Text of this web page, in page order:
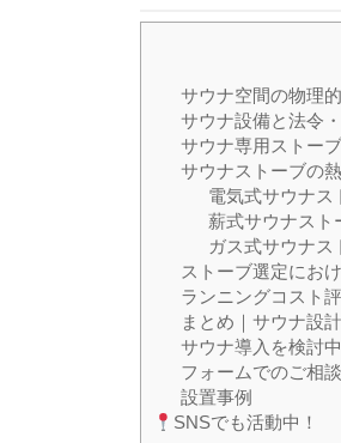
サウナ空間の物理
サウナ設備と法令
サウナ専用ストー
サウナストーブの
電気式サウナス
薪式サウナスト
ガス式サウナス
ストーブ選定にお
ランニングコスト
まとめ｜サウナ設
サウナ導入を検討
フォームでのご相談
設置事例
SNSでも活動中！